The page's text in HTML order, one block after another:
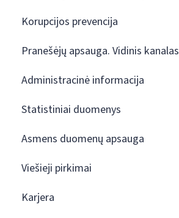
Korupcijos prevencija
Pranešėjų apsauga. Vidinis kanalas
Administracinė informacija
Statistiniai duomenys
Asmens duomenų apsauga
Viešieji pirkimai
Karjera